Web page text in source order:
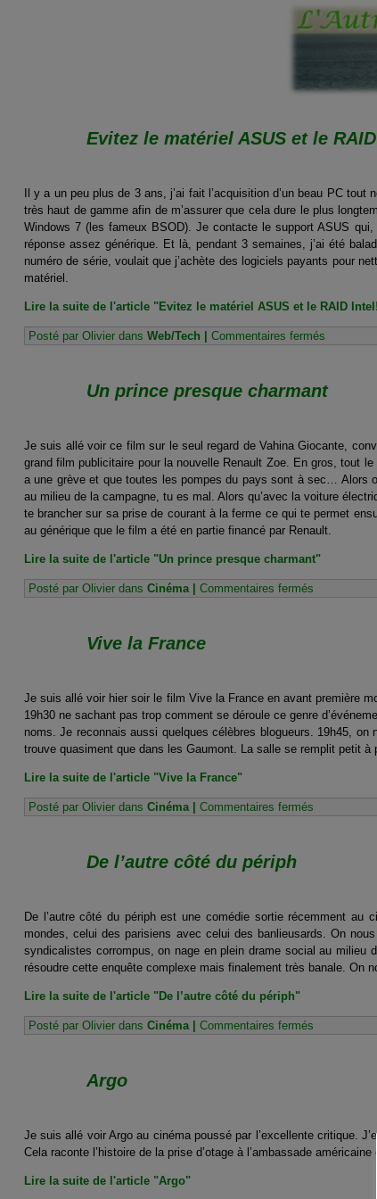
Evitez le matériel ASUS et le
Il y a un peu plus de 3 ans, j’ai fait l’acquisition d’un beau PC
très haut de gamme afin de m’assurer que cela dure le plus
Windows 7 (les fameux BSOD). Je contacte le support ASUS
réponse assez générique. Et là, pendant 3 semaines, j’ai été
numéro de série, voulait que j’achète des logiciels payants pour
matériel.
Lire la suite de l'article "Evitez le matériel ASUS et le RAID
Posté par Olivier dans Web/Tech Commentaires ferméssur
Evitez
ASUS
Intel!
Un prince presque charmant
Je suis allé voir ce film sur le seul regard de Vahina Giocante,
grand film publicitaire pour la nouvelle Renault Zoe. En gros, tout
a une grève et que toutes les pompes du pays sont à sec… Alors
au milieu de la campagne, tu es mal. Alors qu’avec la voiture
te brancher sur sa prise de courant à la ferme ce qui te permet
au générique que le film a été en partie financé par Renault.
Lire la suite de l'article "Un prince presque charmant"
Posté par Olivier dans Cinéma Commentaires ferméssur
Un
Vive la France
Je suis allé voir hier soir le film Vive la France en avant première
19h30 ne sachant pas trop comment se déroule ce genre
noms. Je reconnais aussi quelques célèbres blogueurs. 19h45,
trouve quasiment que dans les Gaumont. La salle se remplit petit à
Lire la suite de l'article "Vive la France"
Posté par Olivier dans Cinéma Commentaires ferméssur
Vive
De l’autre côté du périph
De l’autre côté du périph est une comédie sortie récemment
mondes, celui des parisiens avec celui des banlieusards. On
syndicalistes corrompus, on nage en plein drame social au
résoudre cette enquête complexe mais finalement très banale. On
Lire la suite de l'article "De l’autre côté du périph"
Posté par Olivier dans Cinéma Commentaires ferméssur
De
Argo
Je suis allé voir Argo au cinéma poussé par l’excellente critique.
Cela raconte l’histoire de la prise d’otage à l’ambassade
Lire la suite de l'article "Argo"